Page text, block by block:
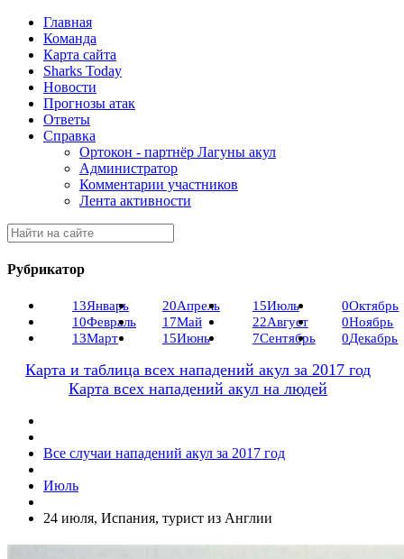
Главная
Команда
Карта сайта
Sharks Today
Новости
Прогнозы атак
Ответы
Справка
Ортокон - партнёр Лагуны акул
Администратор
Комментарии участников
Лента активности
Рубрикатор
13Январь
10Февраль
13Март
20Апрель
17Май
15Июнь
15Июль
22Август
7Сентябрь
0Октябрь
0Ноябрь
0Декабрь
Карта и таблица всех нападений акул за 2017 год
Карта всех нападений акул на людей
Все случаи нападений акул за 2017 год
Июль
24 июля, Испания, турист из Англии